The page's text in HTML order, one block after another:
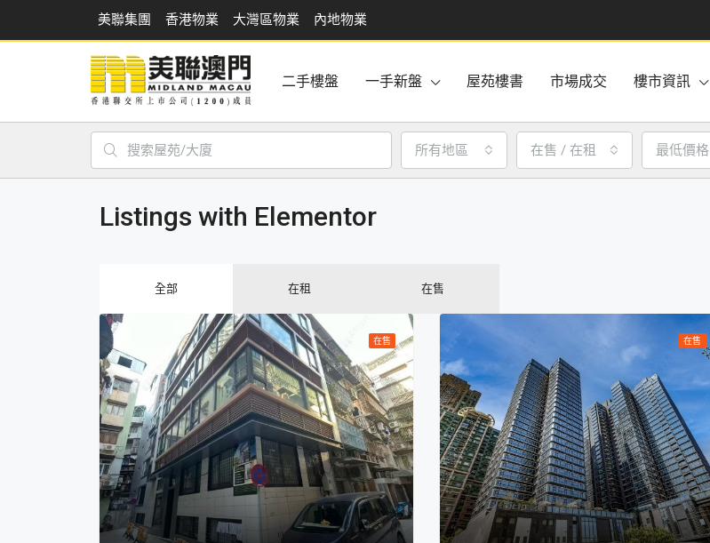
美聯集團 香港物業 大灣區物業 內地物業
二手樓盤 一手新盤 屋苑樓書 市場成交 樓市資訊
所有地區 在售 / 在租 最低價格
Listings with Elementor
全部 在租 在售
在售 在售